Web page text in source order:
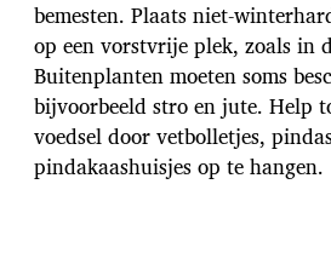
bemesten. Plaats niet-
op een vorstvrije plek, zoals in
Buitenplanten moeten soms
bijvoorbeeld stro en jute. Help
voedsel door vetbolletjes,
pindakaashuisjes op te hangen.